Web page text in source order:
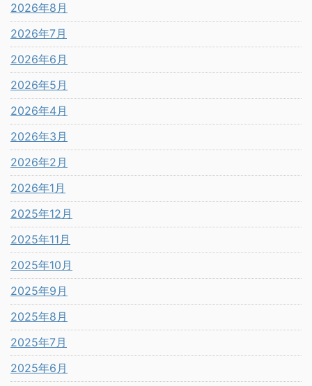
2026年8月
2026年7月
2026年6月
2026年5月
2026年4月
2026年3月
2026年2月
2026年1月
2025年12月
2025年11月
2025年10月
2025年9月
2025年8月
2025年7月
2025年6月